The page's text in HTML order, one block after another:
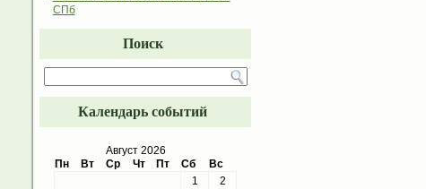
СПб
Поиск
Календарь событий
Август 2026
Пн
Вт Ср Чт Пт Сб
Вс
1
2